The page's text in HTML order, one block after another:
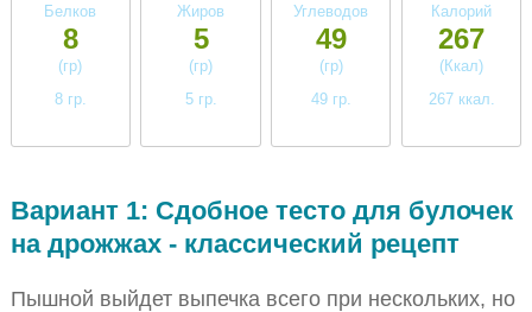
Белков
8
(гр)
8 гр.
Жиров
5
(гр)
5 гр.
Углеводов
49
(гр)
49 гр.
Калорий
267
(Ккал)
267 ккал.
Вариант 1: Сдобное тесто для булочек
на дрожжах - классический рецепт
Пышной выйдет выпечка всего при нескольких, но